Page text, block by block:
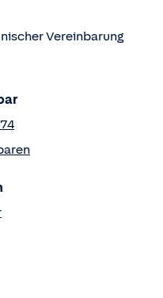
Vereinbarung